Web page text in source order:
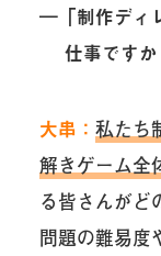
―「制作ディ
仕事ですか
大串： 私たち
解きゲーム全
る皆さんがど
問題の難易度